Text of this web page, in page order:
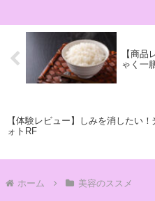
【商品
ゃく一
【体験レビュー】しみを消したい！
ォトRF
ホーム 美容のススメ